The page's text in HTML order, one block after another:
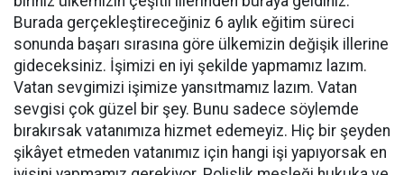
Burada gerçekleştireceğiniz 6 aylık eğitim süreci
sonunda başarı sırasına göre ülkemizin değişik illerine
gideceksiniz. İşimizi en iyi şekilde yapmamız lazım.
Vatan sevgimizi işimize yansıtmamız lazım. Vatan
sevgisi çok güzel bir şey. Bunu sadece söylemde
bırakırsak vatanımıza hizmet edemeyiz. Hiç bir şeyden
şikâyet etmeden vatanımız için hangi işi yapıyorsak en